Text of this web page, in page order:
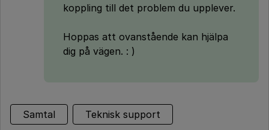
koppling till det problem du upplever.
Hoppas att ovanstående kan hjälpa
dig på vägen. : )
Samtal Teknisk support